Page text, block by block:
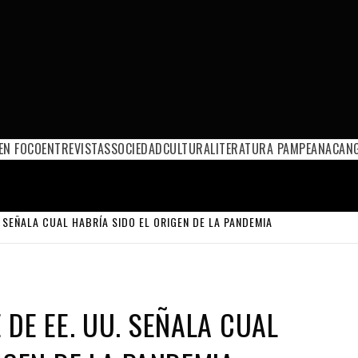
EN FOCOENTREVISTASSOCIEDADCULTURALITERATURA PAMPEANA
CUAL HABRÍA SIDO EL ORIGEN DE LA PANDEMIA
EE. UU. SEÑALA CUAL